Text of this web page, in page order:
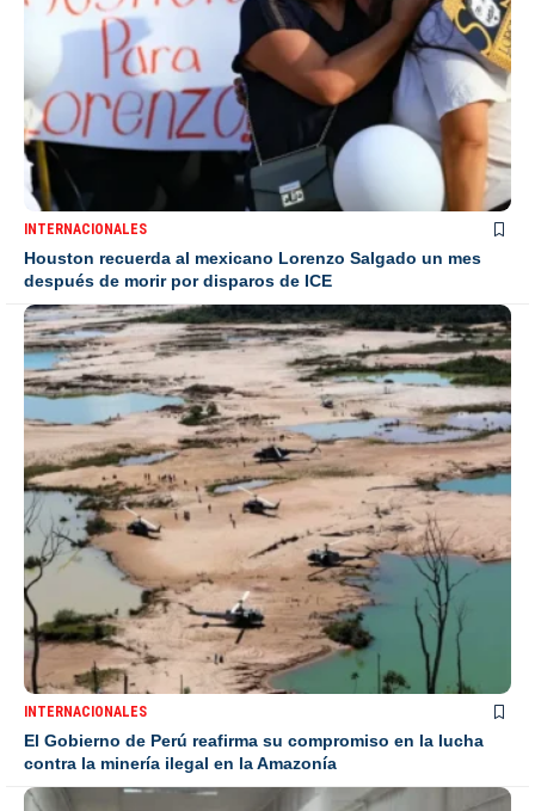
INTERNACIONALES
Houston recuerda al mexicano Lorenzo Salgado un mes
después de morir por disparos de ICE
INTERNACIONALES
El Gobierno de Perú reafirma su compromiso en la lucha
contra la minería ilegal en la Amazonía